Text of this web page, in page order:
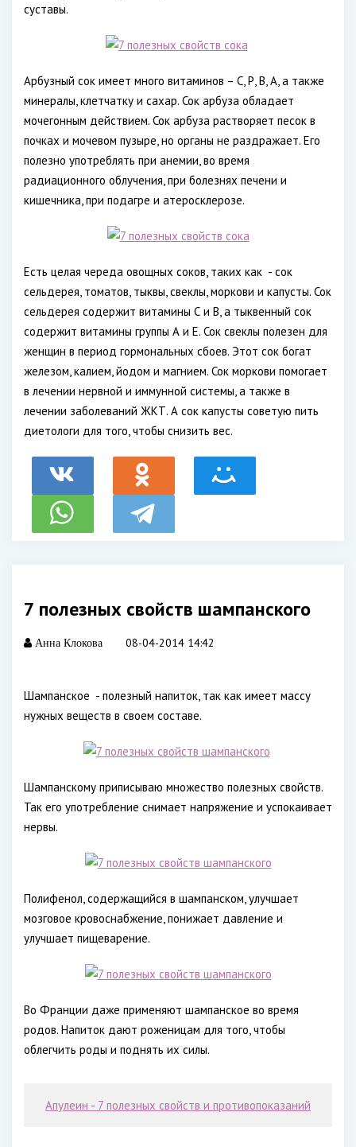
суставы.
Арбузный сок имеет много витаминов – С, Р, В, А, а также
минералы, клетчатку и сахар. Сок арбуза обладает
мочегонным действием. Сок арбуза растворяет песок в
почках и мочевом пузыре, но органы не раздражает. Его
полезно употреблять при анемии, во время
радиационного облучения, при болезнях печени и
кишечника, при подагре и атеросклерозе.
Есть целая череда овощных соков, таких как - сок
сельдерея, томатов, тыквы, свеклы, моркови и капусты. Сок
сельдерея содержит витамины С и В, а тыквенный сок
содержит витамины группы А и Е. Сок свеклы полезен для
женщин в период гормональных сбоев. Этот сок богат
железом, калием, йодом и магнием. Сок моркови помогает
в лечении нервной и иммунной системы, а также в
лечении заболеваний ЖКТ. А сок капусты советую пить
диетологи для того, чтобы снизить вес.
7 полезных свойств шампанского
Анна Клокова 08-04-2014 14:42
Шампанское - полезный напиток, так как имеет массу
нужных веществ в своем составе.
Шампанскому приписываю множество полезных свойств.
Так его употребление снимает напряжение и успокаивает
нервы.
Полифенол, содержащийся в шампанском, улучшает
мозговое кровоснабжение, понижает давление и
улучшает пищеварение.
Во Франции даже применяют шампанское во время
родов. Напиток дают роженицам для того, чтобы
облегчить роды и поднять их силы.
Апулеин - 7 полезных свойств и противопоказаний